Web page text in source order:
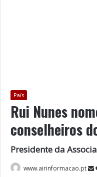
País
Rui Nunes
conselheiros
Presidente da
www.airinformacao.pt